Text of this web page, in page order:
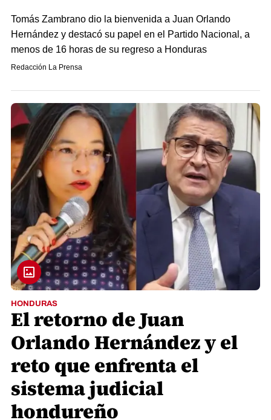
Tomás Zambrano dio la bienvenida a Juan Orlando
Hernández y destacó su papel en el Partido Nacional, a
menos de 16 horas de su regreso a Honduras
Redacción La Prensa
HONDURAS
El retorno de Juan
Orlando Hernández y el
reto que enfrenta el
sistema judicial
hondureño